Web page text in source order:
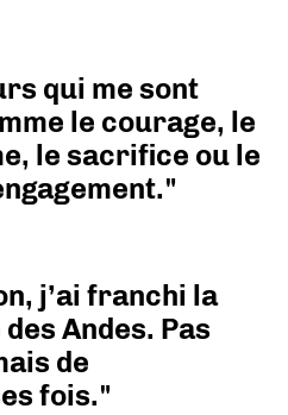
qui me sont
le courage, le
le sacrifice ou le
j’ai franchi la
Andes. Pas
de
fois."